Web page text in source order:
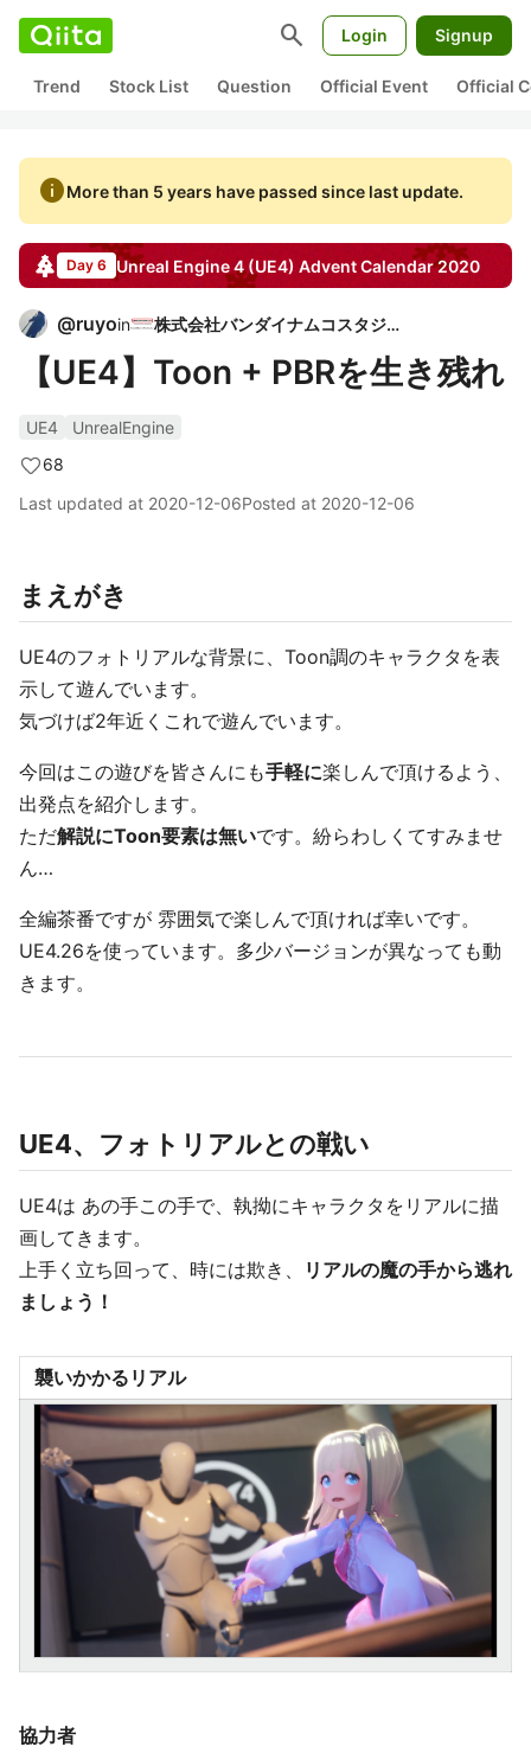
search Login Signup
Trend Stock List Question Official Event Official
infoMore than 5 years have passed since last update.
Day 6 Unreal Engine 4 (UE4) Advent Calendar2020
@ruyoin 株式会社バンダイナムコスタジオ
【UE4】Toon + PBRを生き残れ
UE4
UnrealEngine
68
Last updated at 2020-12-06Posted at 2020-12-06
まえがき
UE4のフォトリアルな背景に、Toon調のキャラクタを表
示して遊んでいます。
気づけば2年近くこれで遊んでいます。
今回はこの遊びを皆さんにも手軽に楽しんで頂けるよう、
出発点を紹介します。
ただ解説にToon要素は無いです。紛らわしくてすみませ
ん…
全編茶番ですが 雰囲気で楽しんで頂ければ幸いです。
UE4.26を使っています。多少バージョンが異なっても動
きます。
UE4、フォトリアルとの戦い
UE4は あの手この手で、執拗にキャラクタをリアルに描
画してきます。
上手く立ち回って、時には欺き、
リアルの魔の手から逃れ
ましょう！
襲いかかるリアル
協力者